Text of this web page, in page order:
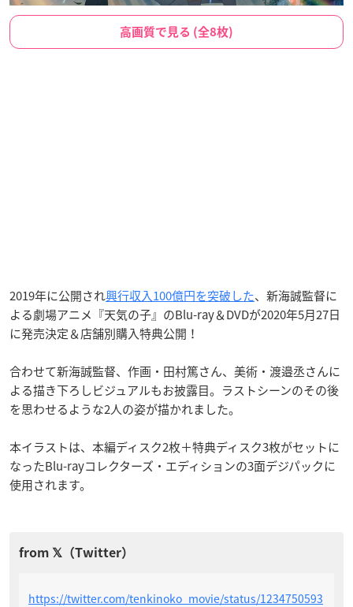
高画質で見る (全8枚)
2019年に公開され興行収入100億円を突破した、新海誠監督に
よる劇場アニメ『天気の子』のBlu-ray＆DVDが2020年5月27日
に発売決定＆店舗別購入特典公開！
合わせて新海誠監督、作画・田村篤さん、美術・渡邉丞さんに
よる描き下ろしビジュアルもお披露目。ラストシーンのその後
を思わせるような2人の姿が描かれました。
本イラストは、本編ディスク2枚＋特典ディスク3枚がセットに
なったBlu-rayコレクターズ・エディションの3面デジパックに
使用されます。
https://twitter.com/tenkinoko_movie/status/1234750593